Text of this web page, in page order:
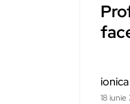
ionica
18